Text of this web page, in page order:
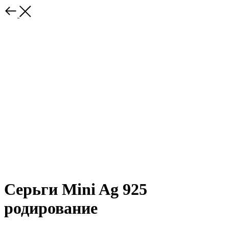
Серьги Mini Ag 925
родирование